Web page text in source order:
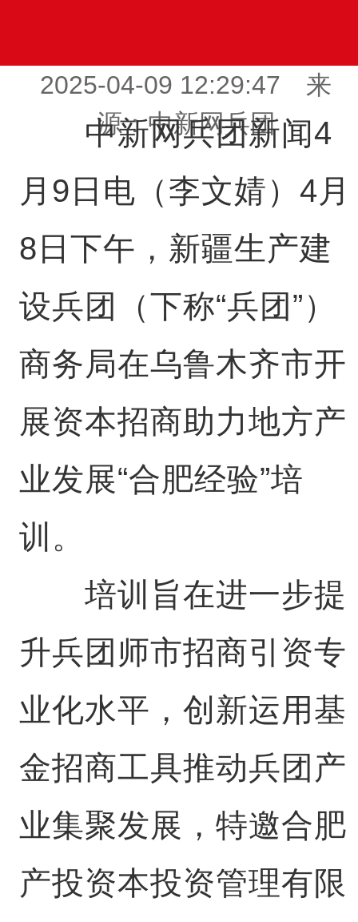
2025-04-09 12:29:47 来
源：中新网兵团
中新网兵团新闻4
月9日电（李文婧）4月
8日下午，新疆生产建
设兵团（下称“兵团”）
商务局在乌鲁木齐市开
展资本招商助力地方产
业发展“合肥经验”培
训。
培训旨在进一步提
升兵团师市招商引资专
业化水平，创新运用基
金招商工具推动兵团产
业集聚发展，特邀合肥
产投资本投资管理有限